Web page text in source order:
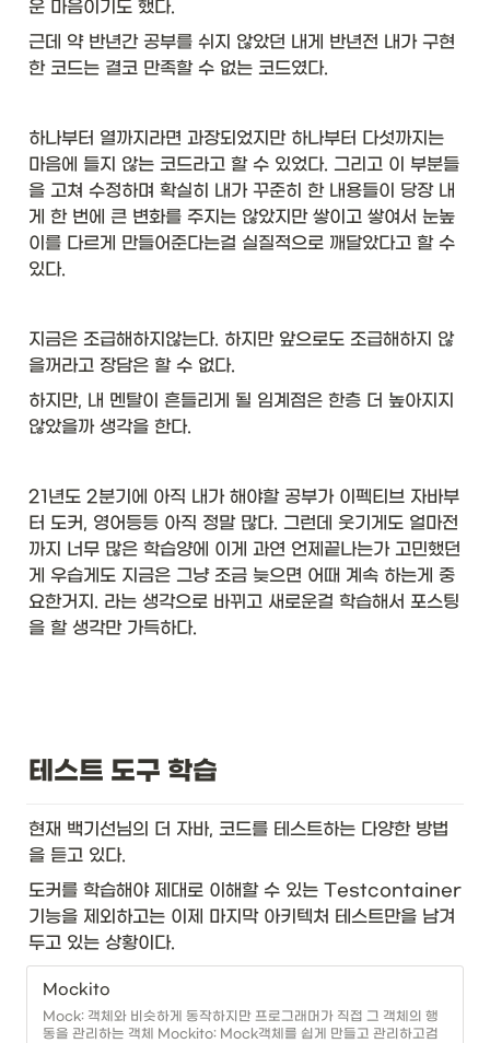
운 마음이기도 했다.
근데 약 반년간 공부를 쉬지 않았던 내게 반년전 내가 구현
한 코드는 결코 만족할 수 없는 코드였다.
하나부터 열까지라면 과장되었지만 하나부터 다섯까지는
마음에 들지 않는 코드라고 할 수 있었다. 그리고 이 부분들
을 고쳐 수정하며 확실히 내가 꾸준히 한 내용들이 당장 내
게 한 번에 큰 변화를 주지는 않았지만 쌓이고 쌓여서 눈높
이를 다르게 만들어준다는걸 실질적으로 깨달았다고 할 수
있다.
지금은 조급해하지않는다. 하지만 앞으로도 조급해하지 않
을꺼라고 장담은 할 수 없다.
하지만, 내 멘탈이 흔들리게 될 임계점은 한층 더 높아지지
않았을까 생각을 한다.
21년도 2분기에 아직 내가 해야할 공부가 이펙티브 자바부
터 도커, 영어등등 아직 정말 많다. 그런데 웃기게도 얼마전
까지 너무 많은 학습양에 이게 과연 언제끝나는가 고민했던
게 우습게도 지금은 그냥 조금 늦으면 어때 계속 하는게 중
요한거지. 라는 생각으로 바뀌고 새로운걸 학습해서 포스팅
을 할 생각만 가득하다.
테스트 도구 학습
현재 백기선님의 더 자바, 코드를 테스트하는 다양한 방법
을 듣고 있다.
도커를 학습해야 제대로 이해할 수 있는 Testcontainer
기능을 제외하고는 이제 마지막 아키텍처 테스트만을 남겨
두고 있는 상황이다.
Mockito
Mock: 객체와 비슷하게 동작하지만 프로그래머가 직접 그 객체의 행
동을 관리하는 객체 Mockito: Mock객체를 쉽게 만들고 관리하고검